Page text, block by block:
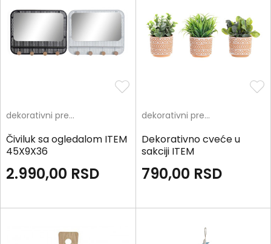
dekorativni predmeti
Čiviluk sa ogledalom ITEM
45X9X36
2.990,00 RSD
dekorativni predmeti
Dekorativno cveće u
sakciji ITEM
790,00 RSD